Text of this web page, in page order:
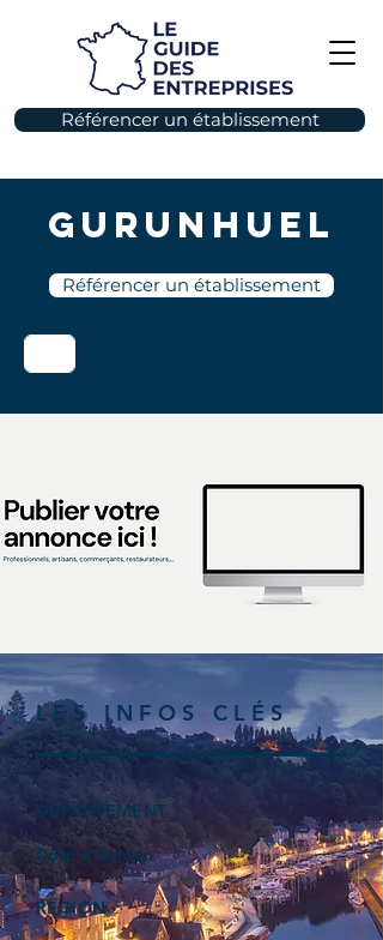
Référencer un établissement
Gurunhuel
Référencer un établissement
LES INFOS CLÉS
DÉPARTEMENT
Côte d’Armor
RÉGION